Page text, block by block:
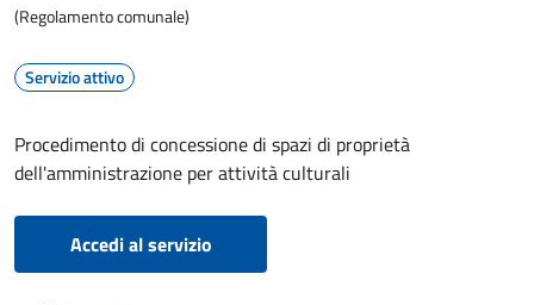
(Regolamento comunale)
Servizio attivo
Procedimento di concessione di spazi di proprietà
dell'amministrazione per attività culturali
Accedi al servizio